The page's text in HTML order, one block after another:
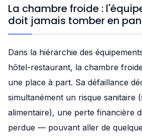
La chambre froide :
doit jamais tomber en
Dans la hiérarchie des
hôtel-restaurant, la chambre
une place à part. Sa défaillance
simultanément un risque sanitaire
alimentaire), une perte financière
perdue — pouvant aller de